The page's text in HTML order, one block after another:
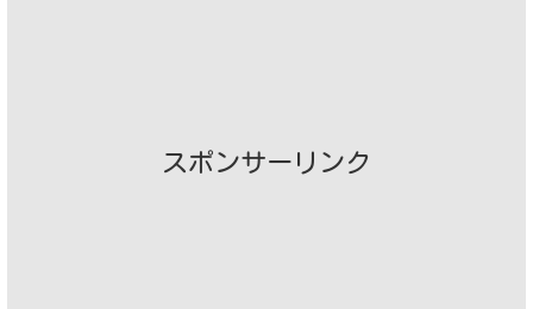
スポンサーリンク